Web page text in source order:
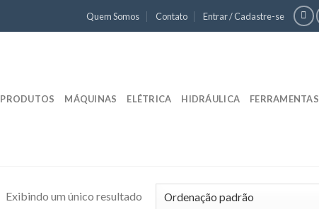
Quem Somos Contato Entrar / Cadastre-se
PRODUTOS MÁQUINAS ELÉTRICA HIDRÁULICA FERRAMENTAS
Exibindo um único resultado